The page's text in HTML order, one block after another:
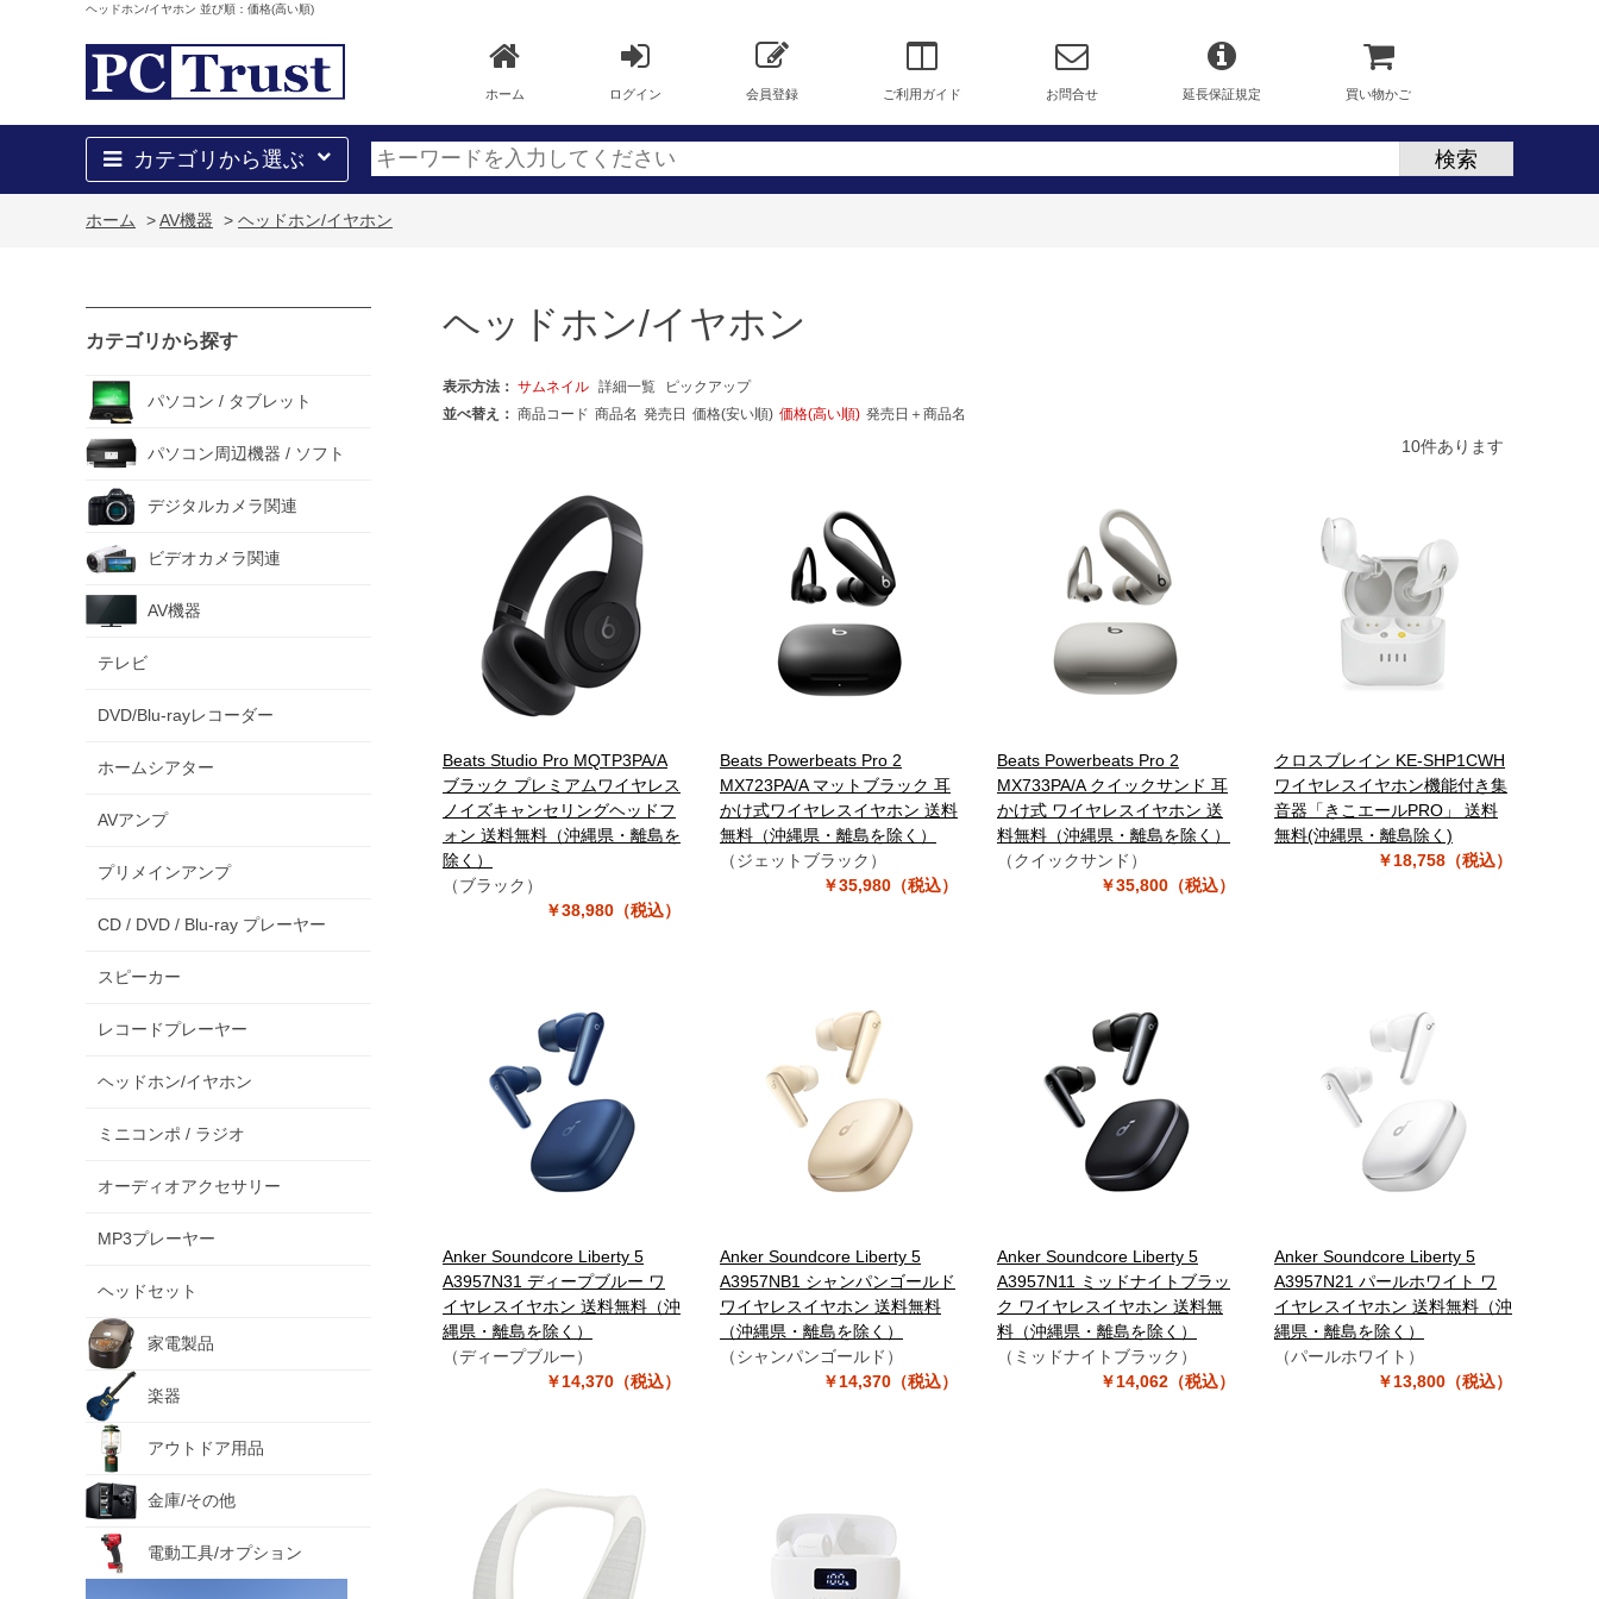
ヘッドホン/イヤホン 並び順：価格(高い順)
ホーム ログイン 会員登録 ご利用ガイド お問合せ 延長保証規定 買い物かご
カテゴリから選ぶ
ホーム >AV機器 > ヘッドホン/イヤホン
カテゴリから探す
パソコン / タブレット
パソコン周辺機器 / ソフト
デジタルカメラ関連
ビデオカメラ関連
AV機器
テレビ
DVD/Blu-rayレコーダー
ホームシアター
AVアンプ
プリメインアンプ
CD / DVD / Blu-ray プレーヤー
スピーカー
レコードプレーヤー
ヘッドホン/イヤホン
ミニコンポ / ラジオ
オーディオアクセサリー
MP3プレーヤー
ヘッドセット
家電製品
楽器
アウトドア用品
金庫/その他
電動工具/オプション
ヘッドホン/イヤホン
表示方法： サムネイル 詳細一覧
ピックアップ
並べ替え： 商品コード 商品名 発売日 価格(安い順) 価格(高い順) 発売日＋商品名
10件あります
Beats Studio Pro MQTP3PA/A
ブラック プレミアムワイヤレス
ノイズキャンセリングヘッドフ
ォン 送料無料（沖縄県・離島を
除く）
（ブラック）
￥38,980（税込）
Beats Powerbeats Pro 2
MX723PA/A マットブラック 耳
かけ式ワイヤレスイヤホン 送料
無料（沖縄県・離島を除く）
（ジェットブラック）
￥35,980（税込）
Beats Powerbeats Pro 2
MX733PA/A クイックサンド 耳
かけ式 ワイヤレスイヤホン 送
料無料（沖縄県・離島を除く）
（クイックサンド）
￥35,800（税込）
クロスブレイン KE-SHP1CWH
ワイヤレスイヤホン機能付き集
音器「きこエールPRO」 送料
無料(沖縄県・離島除く)
￥18,758（税込）
Anker Soundcore Liberty 5
A3957N31 ディープブルー ワ
イヤレスイヤホン 送料無料（沖
縄県・離島を除く）
（ディープブルー）
￥14,370（税込）
Anker Soundcore Liberty 5
A3957NB1 シャンパンゴールド
ワイヤレスイヤホン 送料無料
（沖縄県・離島を除く）
（シャンパンゴールド）
￥14,370（税込）
Anker Soundcore Liberty 5
A3957N11 ミッドナイトブラッ
ク ワイヤレスイヤホン 送料無
料（沖縄県・離島を除く）
（ミッドナイトブラック）
￥14,062（税込）
Anker Soundcore Liberty 5
A3957N21 パールホワイト ワ
イヤレスイヤホン 送料無料（沖
縄県・離島を除く）
（パールホワイト）
￥13,800（税込）